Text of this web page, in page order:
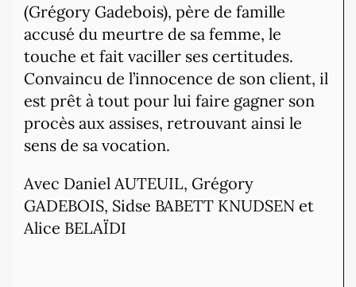
(Grégory Gadebois), père de famille
accusé du meurtre de sa femme, le
touche et fait vaciller ses certitudes.
Convaincu de l’innocence de son client, il
est prêt à tout pour lui faire gagner son
procès aux assises, retrouvant ainsi le
sens de sa vocation.
Avec Daniel AUTEUIL, Grégory
GADEBOIS, Sidse BABETT KNUDSEN et
Alice BELAÏDI